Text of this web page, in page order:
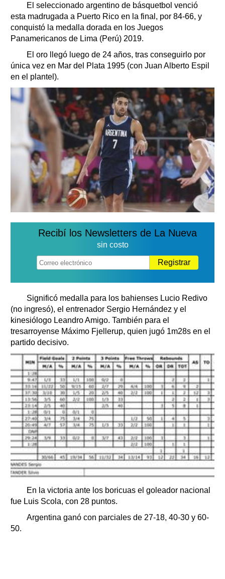
Horóscopo
Suplementos
Servicios
Farmacias
Transportes
Loterías
Fúnebres
Edictos
Teléfonos de urgencia
El seleccionado argentino de básquetbol venció
esta madrugada a Puerto Rico en la final, por 84-66, y
conquistó la medalla dorada en los Juegos
Panamericanos de Lima (Perú) 2019.
El oro llegó luego de 24 años, tras conseguirlo por
única vez en Mar del Plata 1995 (con Juan Alberto Espil
en el plantel).
Recibí los Newsletters de La Nueva
sin costo
Registrar
Significó medalla para los bahienses Lucio Redivo
(no ingresó), el entrenador Sergio Hernández y el
kinesiólogo Leandro Amigo. También para el
tresarroyense Máximo Fjellerup, quien jugó 1m28s en el
partido decisivo.
En la victoria ante los boricuas el goleador nacional
fue Luis Scola, con 28 puntos.
Argentina ganó con parciales de 27-18, 40-30 y 60-
50.